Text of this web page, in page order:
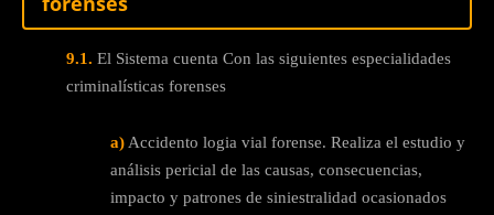
9.1. El Sistema cuenta Con las siguientes especialidades
criminalísticas forenses
a)Accidento logia vial forense. Realiza el estudio y
análisis pericial de las causas, consecuencias,
impacto y patrones de siniestralidad ocasionados